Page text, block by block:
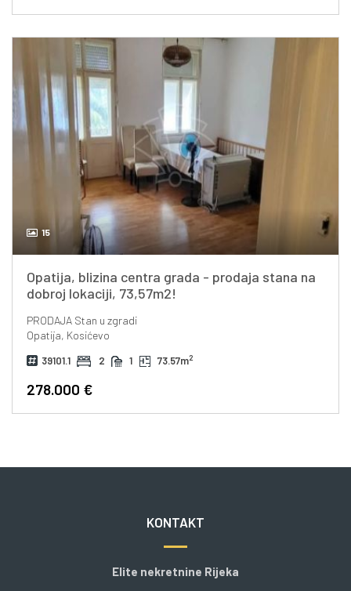
15
Opatija, blizina centra grada - prodaja stana na
dobroj lokaciji, 73,57m2!
PRODAJAStan u zgradi
Opatija, Kosićevo
39101.1 2 1 73.57m2
278.000 €
KONTAKT
Elite nekretnine Rijeka